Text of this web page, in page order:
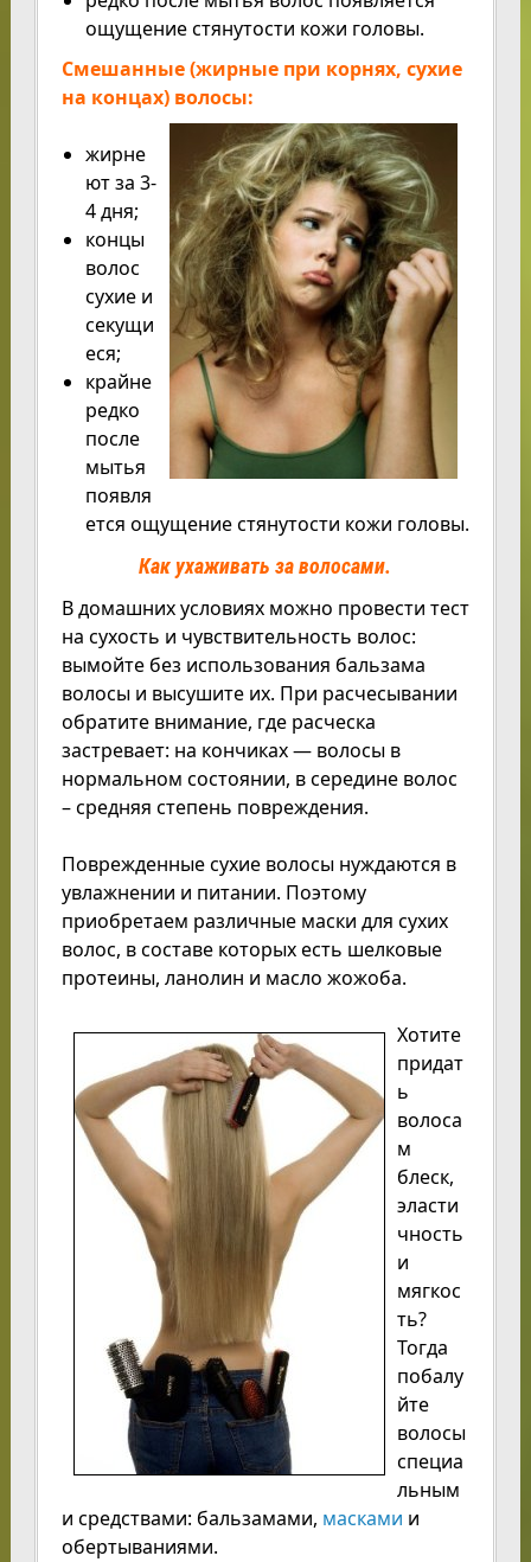
ощущение стянутости кожи головы.
Смешанные (жирные при корнях, сухие
на концах) волосы:
жирне
ют за 3-
4 дня;
концы
волос
сухие и
секущи
еся;
крайне
редко
после
мытья
появля
ется ощущение стянутости кожи головы.
Как ухаживать за волосами.
В домашних условиях можно провести тест
на сухость и чувствительность волос:
вымойте без использования бальзама
волосы и высушите их. При расчесывании
обратите внимание, где расческа
застревает: на кончиках — волосы в
нормальном состоянии, в середине волос
– средняя степень повреждения.
Поврежденные сухие волосы нуждаются в
увлажнении и питании. Поэтому
приобретаем различные маски для сухих
волос, в составе которых есть шелковые
протеины, ланолин и масло жожоба.
Хотите
придат
ь
волоса
м
блеск,
эласти
чность
и
мягкос
ть?
Тогда
побалу
йте
волосы
специа
льным
и средствами: бальзамами, масками и
обертываниями.